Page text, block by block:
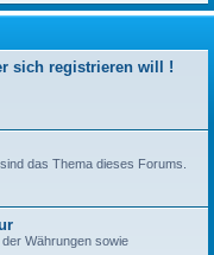
sich registrieren will !
das Thema dieses Forums.
Währungen sowie